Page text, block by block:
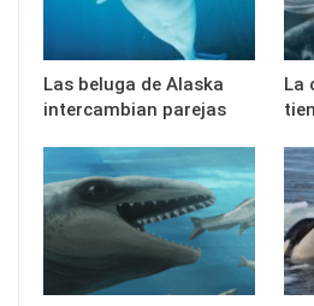
Las beluga de Alaska
intercambian parejas
La